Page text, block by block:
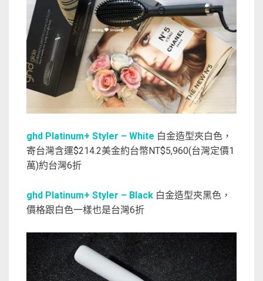
ghd Platinum+ Styler – White 白金造型夾白色，
寄台灣含運$214.2美金約台幣NT$5,960(台灣定價1
萬)約台灣6折
ghd Platinum+ Styler – Black 白金造型夾黑色，
價格跟白色一樣也是台灣6折